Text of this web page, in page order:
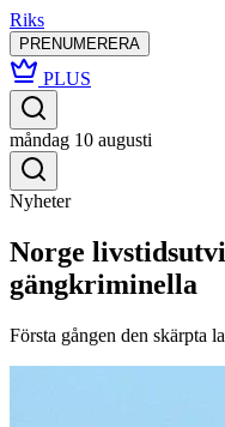
Riks
PRENUMERERA
PLUS
måndag 10 augusti
Nyheter
Norge
gängkriminella
Första gången den skärpta